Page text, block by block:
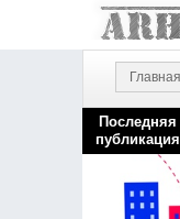
Последняя
публикация